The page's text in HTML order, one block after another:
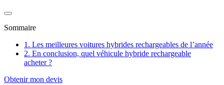
Sommaire
1. Les meilleures voitures hybrides rechargeables de l’année
2. En conclusion, quel véhicule hybride rechargeable
acheter ?
Obtenir mon devis